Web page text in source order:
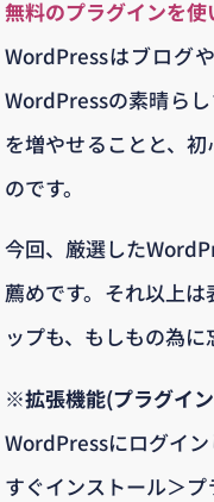
無料のプラグインを
WordPressはブログ
WordPressの素晴ら
を増やせることと、
のです。
今回、厳選した
薦めです。それ以上
ップも、もしもの為
※拡張機能(プラグイ
WordPressにログイ
すぐインストール＞